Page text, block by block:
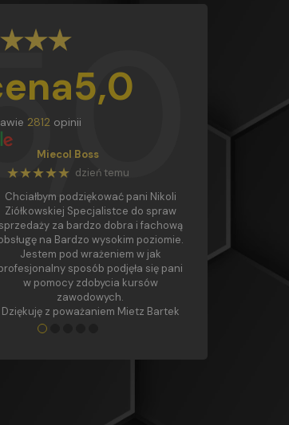
5,0
2812 opinii
Miecol Boss
★★★★★ dzień temu
Chciałbym podziękować pani Nikoli
Ziółkowskiej Specjalistce do spraw
sprzedaży za bardzo dobra i fachową
na Bardzo wysokim poziomie.
Jestem pod wrażeniem w jak
sposób podjęła się pani
w pomocy zdobycia kursów
zawodowych.
Dziękuję z poważaniem Mietz Bartek
●